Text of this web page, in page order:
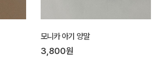
모니카 아기 양말
3,800원